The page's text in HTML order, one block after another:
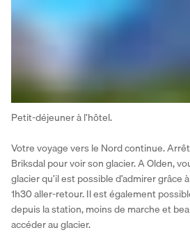
Petit-déjeuner à l’hôtel.
Votre voyage vers le Nord continue.
Briksdal pour voir son glacier. A Olden,
glacier qu’il est possible d’admirer
1h30 aller-retour. Il est également
depuis la station, moins de marche et
accéder au glacier.